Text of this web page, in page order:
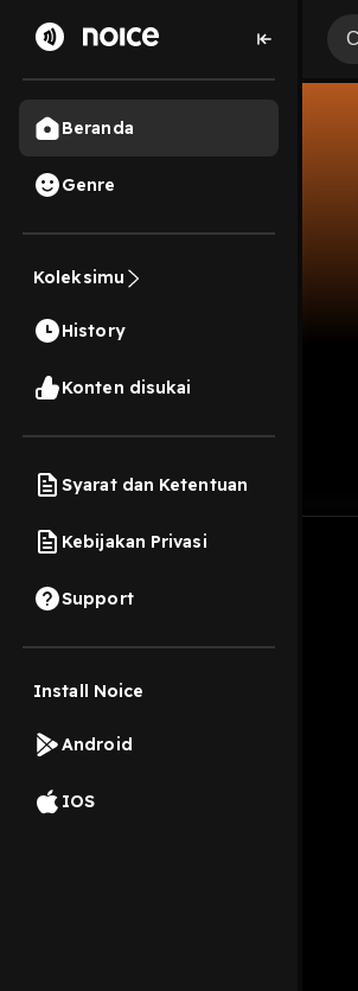
Beranda
Genre
Koleksimu
History
Konten disukai
Syarat dan Ketentuan
Kebijakan Privasi
Support
Install Noice
Android
IOS